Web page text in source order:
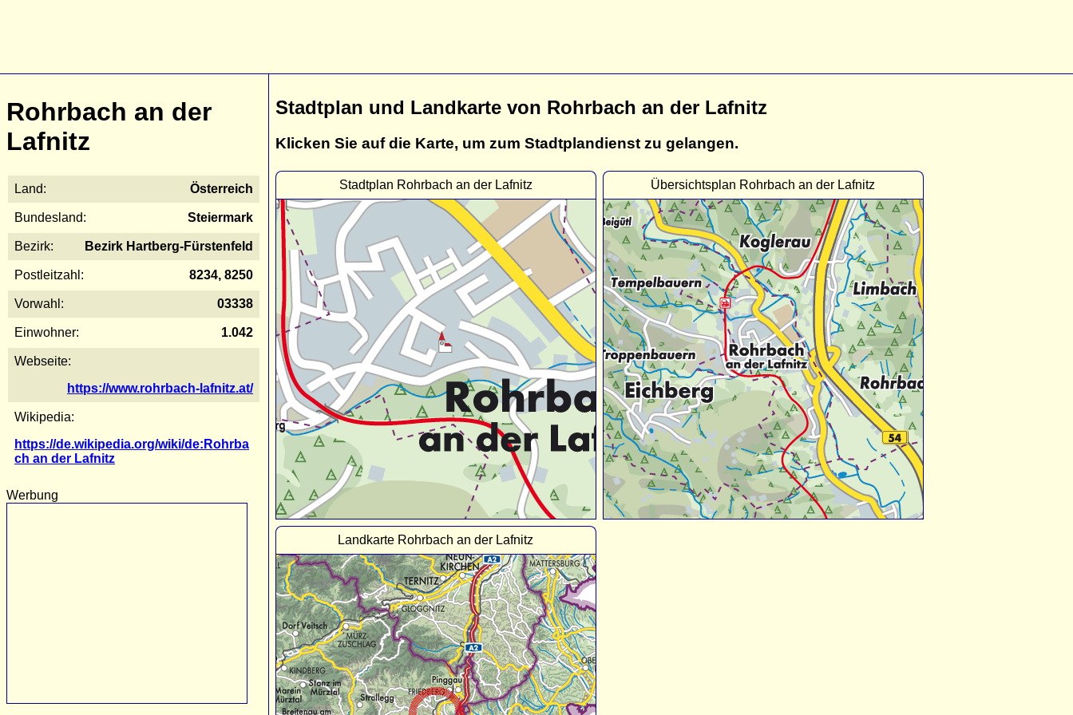
Rohrbach an der
Lafnitz
Land: Österreich
Bundesland: Steiermark
Bezirk: Bezirk Hartberg-Fürstenfeld
Postleitzahl: 8234, 8250
Vorwahl: 03338
Einwohner: 1.042
Webseite:
https://www.rohrbach-lafnitz.at/
Wikipedia:
https://de.wikipedia.org/wiki/de:Rohrba
ch an der Lafnitz
Werbung
Stadtplan und Landkarte von Rohrbach an der Lafnitz
Klicken Sie auf die Karte, um zum Stadtplandienst zu gelangen.
Stadtplan Rohrbach an der Lafnitz Übersichtsplan Rohrbach an der Lafnitz
Landkarte Rohrbach an der Lafnitz